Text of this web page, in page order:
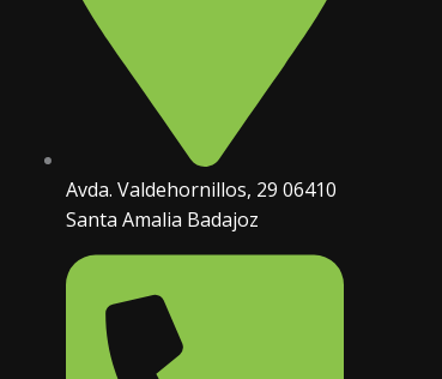
Avda. Valdehornillos, 29 06410
Santa Amalia Badajoz